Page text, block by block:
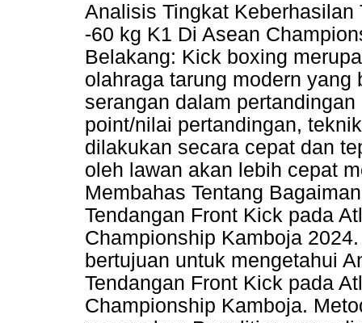
Analisis Tingkat Keberhasilan
-60 kg K1 Di Asean
Belakang: Kick boxing
olahraga tarung modern
serangan dalam
point/nilai pertandingan,
dilakukan secara cepat dan
oleh lawan akan lebih cepat
Membahas Tentang
Tendangan Front Kick pada
Championship Kamboja
bertujuan untuk mengetahui
Tendangan Front Kick pada
Championship Kamboja.